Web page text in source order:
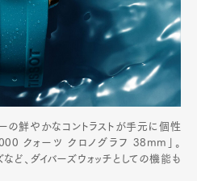
の鮮やかなコントラストが手元に個性
クォーツ クロノグラフ 38mm」。
、ダイバーズウォッチとしての機能も